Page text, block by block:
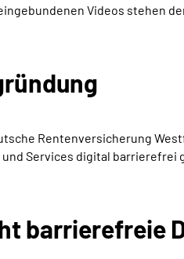
Videos stehen
Rentenversicherung
Services digital barrierefrei
barrierefreie